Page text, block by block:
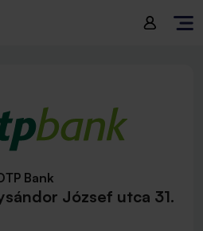
Bank
József utca 31.